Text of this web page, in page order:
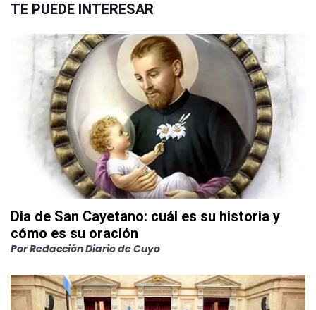
TE PUEDE INTERESAR
Dia de San Cayetano: cuál es su historia y
cómo es su oración
PorRedacción Diario de Cuyo